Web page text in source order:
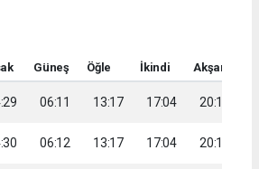
Güneş Öğle İkindi Akşam
06:11 13:17 17:04 20:13
06:12 13:17 17:04 20:12